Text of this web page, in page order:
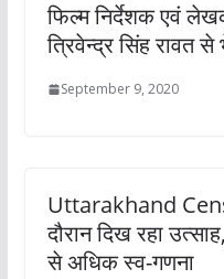
फिल्म निर्देशक एवं
त्रिवेन्द्र सिंह रावत
September 9, 2020
Uttarakhand
दौरान दिख रहा
से अधिक स्व-गणना